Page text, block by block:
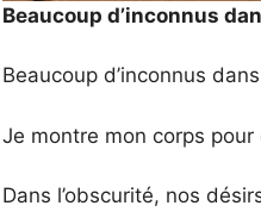
Beaucoup d’inconnus
Beaucoup d’inconnus
Je montre mon corps
Dans l’obscurité, nos